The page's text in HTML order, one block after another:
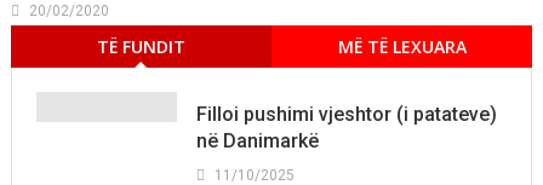
20/02/2020
TË FUNDIT MË TË LEXUARA
Filloi pushimi vjeshtor (i patateve)
në Danimarkë
11/10/2025